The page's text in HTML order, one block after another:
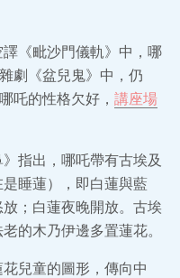
《毗沙門儀軌》中，哪
劇《盆兒鬼》中，仍
吒的性格欠好， 講座場
指出，哪吒帶有古埃及
睡蓮），即白蓮與藍
；白蓮夜晚開放。古埃
的木乃伊邊多置蓮花。
兒童的圖形，傳向中